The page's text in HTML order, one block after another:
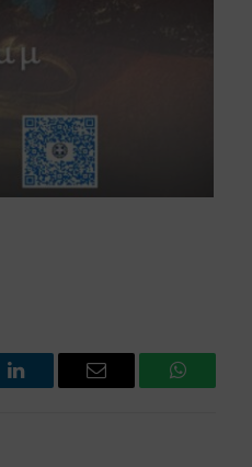
LinkedIn Email WhatsApp